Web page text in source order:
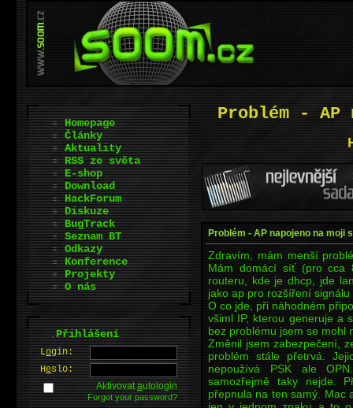
Problém -
Problém - AP napojeno na moji
Zdravím, mám menší
Mám domácí síť (pro cca
routeru, kde je dhcp, jde
jako ap pro rozšíření
O co jde, při náhodném
všiml IP, kterou generuje a
bez problému jsem se mohl
Změnil jsem zabezpečení,
problém stále přetrvá.
nepoužívá PSK ale
samozřejmě taky nejde.
přepnula na ten samý. Mac
Homepage
Články
Aktuality
RSS ze světa
E-shop
Download
HackForum
Diskuze
BugTrack
Seznam BT
Odkazy
Konference
Projekty
O nás
.Přihlášení
Login:
Heslo:
Aktivovatautologin
Forgot your password?